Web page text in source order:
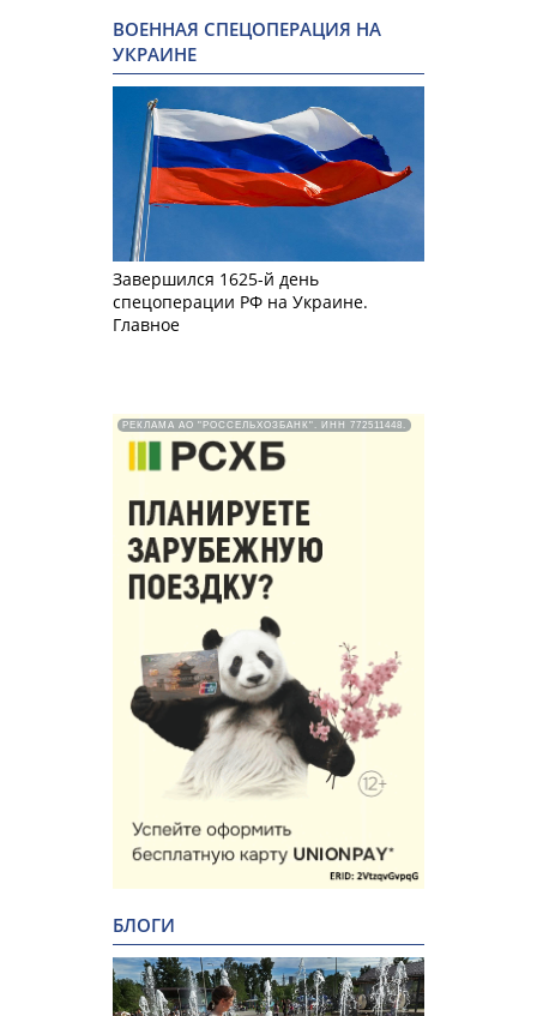
ВОЕННАЯ СПЕЦОПЕРАЦИЯ НА
УКРАИНЕ
Завершился 1625-й день
спецоперации РФ на Украине.
Главное
РЕКЛАМА АО "РОССЕЛЬХОЗБАНК". ИНН 772511448.
БЛОГИ